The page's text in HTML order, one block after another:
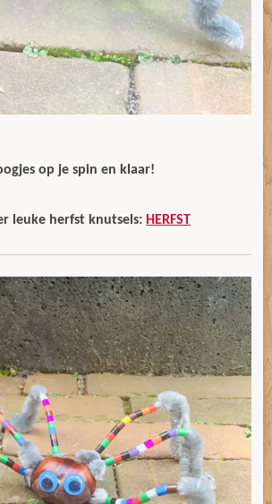
op je spin en klaar!
leuke herfst knutsels: HERFST